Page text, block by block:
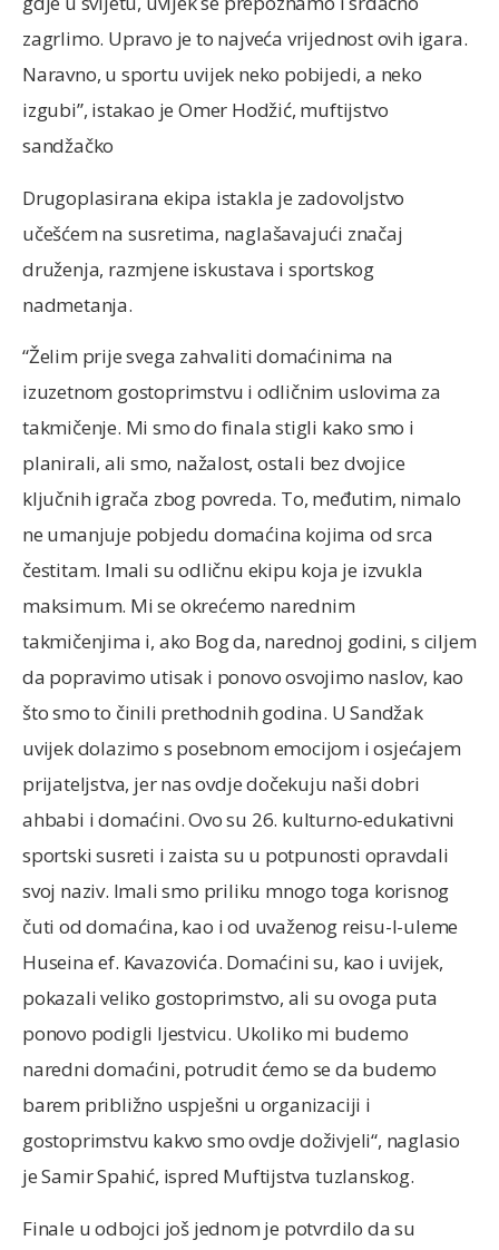
zagrlimo. Upravo je to najveća vrijednost ovih igara.
Naravno, u sportu uvijek neko pobijedi, a neko
izgubi”, istakao je Omer Hodžić, muftijstvo
sandžačko
Drugoplasirana ekipa istakla je zadovoljstvo
učešćem na susretima, naglašavajući značaj
druženja, razmjene iskustava i sportskog
nadmetanja.
“Želim prije svega zahvaliti domaćinima na
izuzetnom gostoprimstvu i odličnim uslovima za
takmičenje. Mi smo do finala stigli kako smo i
planirali, ali smo, nažalost, ostali bez dvojice
ključnih igrača zbog povreda. To, međutim, nimalo
ne umanjuje pobjedu domaćina kojima od srca
čestitam. Imali su odličnu ekipu koja je izvukla
maksimum. Mi se okrećemo narednim
takmičenjima i, ako Bog da, narednoj godini, s ciljem
da popravimo utisak i ponovo osvojimo naslov, kao
što smo to činili prethodnih godina. U Sandžak
uvijek dolazimo s posebnom emocijom i osjećajem
prijateljstva, jer nas ovdje dočekuju naši dobri
ahbabi i domaćini. Ovo su 26. kulturno-edukativni
sportski susreti i zaista su u potpunosti opravdali
svoj naziv. Imali smo priliku mnogo toga korisnog
čuti od domaćina, kao i od uvaženog reisu-l-uleme
Huseina ef. Kavazovića. Domaćini su, kao i uvijek,
pokazali veliko gostoprimstvo, ali su ovoga puta
ponovo podigli ljestvicu. Ukoliko mi budemo
naredni domaćini, potrudit ćemo se da budemo
barem približno uspješni u organizaciji i
gostoprimstvu kakvo smo ovdje doživjeli“, naglasio
je Samir Spahić, ispred Muftijstva tuzlanskog.
Finale u odbojci još jednom je potvrdilo da su